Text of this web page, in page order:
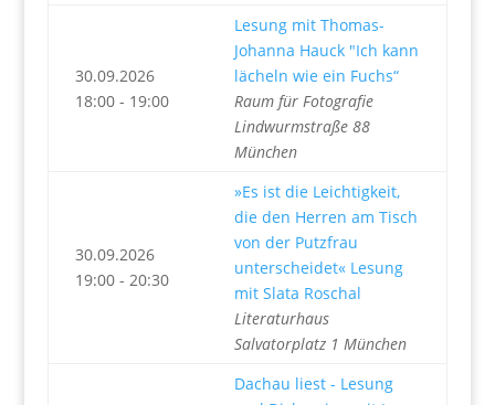
30.09.2026
18:00 - 19:00
Lesung mit Thomas-
Johanna Hauck "Ich kann
lächeln wie ein Fuchs“
Raum für Fotografie
Lindwurmstraße 88
München
30.09.2026
19:00 - 20:30
»Es ist die Leichtigkeit,
die den Herren am Tisch
von der Putzfrau
unterscheidet« Lesung
mit Slata Roschal
Literaturhaus
Salvatorplatz 1 München
Dachau liest - Lesung